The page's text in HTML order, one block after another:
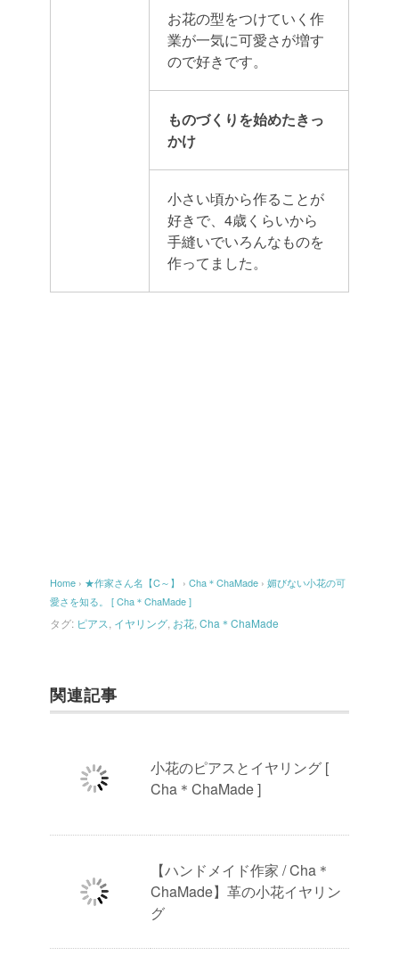
お花の型をつけていく作
業が一気に可愛さが増す
ので好きです。
ものづくりを始めたきっ
かけ
小さい頃から作ることが
好きで、4歳くらいから
手縫いでいろんなものを
作ってました。
Home › ★作家さん名【C～】 › Cha＊ChaMade › 媚びない小花の可
愛さを知る。 [ Cha＊ChaMade ]
タグ: ピアス イヤリング お花 Cha＊ChaMade
関連記事
小花のピアスとイヤリング [
Cha＊ChaMade ]
【ハンドメイド作家 / Cha＊
ChaMade】革の小花イヤリン
グ